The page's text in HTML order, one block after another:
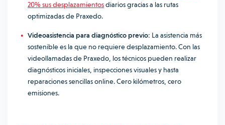
20% sus desplazamientosdiarios gracias a las rutas
optimizadas de Praxedo.
Videoasistencia para diagnóstico previo: La asistencia más
sostenible es la que no requiere desplazamiento. Con las
videollamadas de Praxedo, los técnicos pueden realizar
diagnósticos iniciales, inspecciones visuales y hasta
reparaciones sencillas online. Cero kilómetros, cero
emisiones.